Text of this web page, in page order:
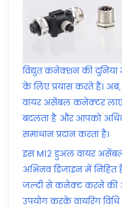
विद्युत कनेक्शन की दुनिया
के लिए प्रयास करते हैं।
वायर असेंबल कनेक्टर लाए
बदलता है और आपको
समाधान प्रदान करता है।
इस M12 डुअल वायर
अभिनव डिजाइन में निहित
जल्दी से कनेक्ट करने की
उपयोग करके वायरिंग